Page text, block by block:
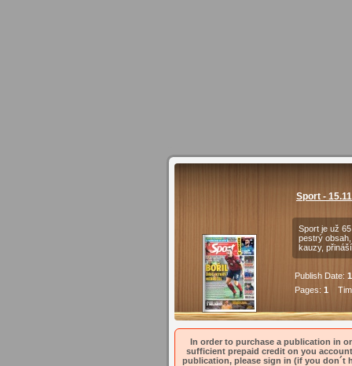
Sport -
Sport je už
pestrý
kauzy,
Publish Date:
Pages: 1
In order to purchase a publication in
sufficient prepaid credit on you
publication, please sign in (if you don´t